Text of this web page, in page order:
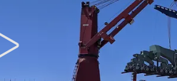
39 000 kilometrów - to całkowita długość